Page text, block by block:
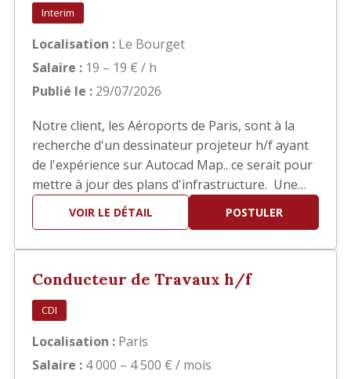
Interim
Localisation : Le Bourget
Salaire : 19 – 19 € / h
Publié le : 29/07/2026
Notre client, les Aéroports de Paris, sont à la
recherche d'un dessinateur projeteur h/f ayant
de l'expérience sur Autocad Map.. ce serait pour
mettre à jour des plans d'infrastructure. Une
bonne connaissance des SIG est demandée. Il
s'agit d'une mission d'intérim de 6 mois basée
VOIR LE DÉTAIL POSTULER
Conducteur de Travaux h/f
CDI
Localisation : Paris
Salaire : 4 000 – 4 500 € / mois